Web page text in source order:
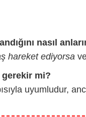
nasıl
hareket ediyorsa
gerekir mi?
uyumludur,